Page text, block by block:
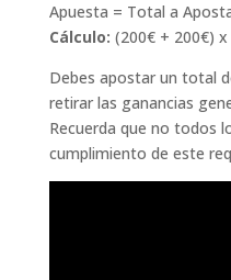
Apuesta = Total a
Cálculo: (200€ + 200€)
Debes apostar un total
retirar las ganancias
Recuerda que no todos
cumplimiento de este